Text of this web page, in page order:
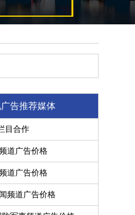
告推荐媒体
目合作
道广告价格
道广告价格
频道广告价格